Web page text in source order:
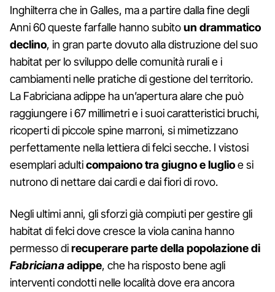
Inghilterra che in Galles, ma a partire dalla fine degli
Anni 60 queste farfalle hanno subitoun drammatico
declino, in gran parte dovuto alla distruzione del suo
habitat per lo sviluppo delle comunità rurali e i
cambiamenti nelle pratiche di gestione del territorio.
La Fabriciana adippe ha un’apertura alare che può
raggiungere i 67 millimetri e i suoi caratteristici bruchi,
ricoperti di piccole spine marroni, si mimetizzano
perfettamente nella lettiera di felci secche. I vistosi
esemplari adulticompaiono tra giugno e luglioe si
nutrono di nettare dai cardi e dai fiori di rovo.
Negli ultimi anni, gli sforzi già compiuti per gestire gli
habitat di felci dove cresce la viola canina hanno
permesso direcuperare parte della popolazione di
Fabricianaadippe, che ha risposto bene agli
interventi condotti nelle località dove era ancora